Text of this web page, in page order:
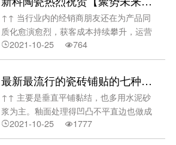
↑↑ 当行业内的经销商朋友还在为产品同
质化愈演愈烈，获客成本持续攀升，运营
压力与日俱增，未来陶瓷行业的未来破局
方向是什么之时？新科陶瓷凭借网红流量
势成功破圈突围，闪耀成为新晋网红之
星。它为顺昌优品集合馆的全新模式注入
了品质与流量的双重动力。 10月16日上
午，顺昌优品集合馆·
2021-10-25 764
最新最流行的瓷砖铺贴的七种方法
↑↑ 主要是垂直平铺黏结，也多用水泥砂
浆为主。釉面处理得凹凸不平直边也做成
侵蚀状，对于铺装时留出的必要的缝隙将
它加之彩色水泥填充，使整体效果同一夸
2021-10-25 1777